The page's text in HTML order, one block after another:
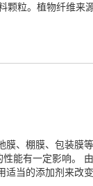
粒。植物纤维
、棚膜、包装膜
能有一定影响。
当的添加剂来改